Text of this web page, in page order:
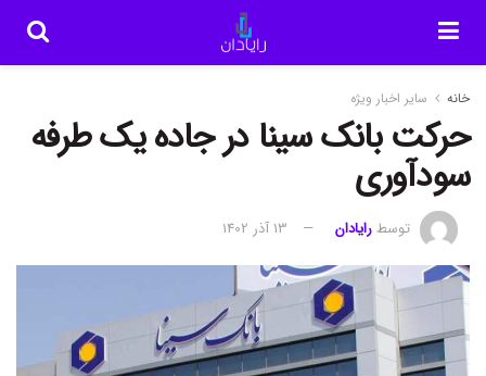
خانه سایر اخبار ویژه
حرکت بانک سینا در جاده یک طرفه
سودآوری
توسطرایادان 13 آذر 1402